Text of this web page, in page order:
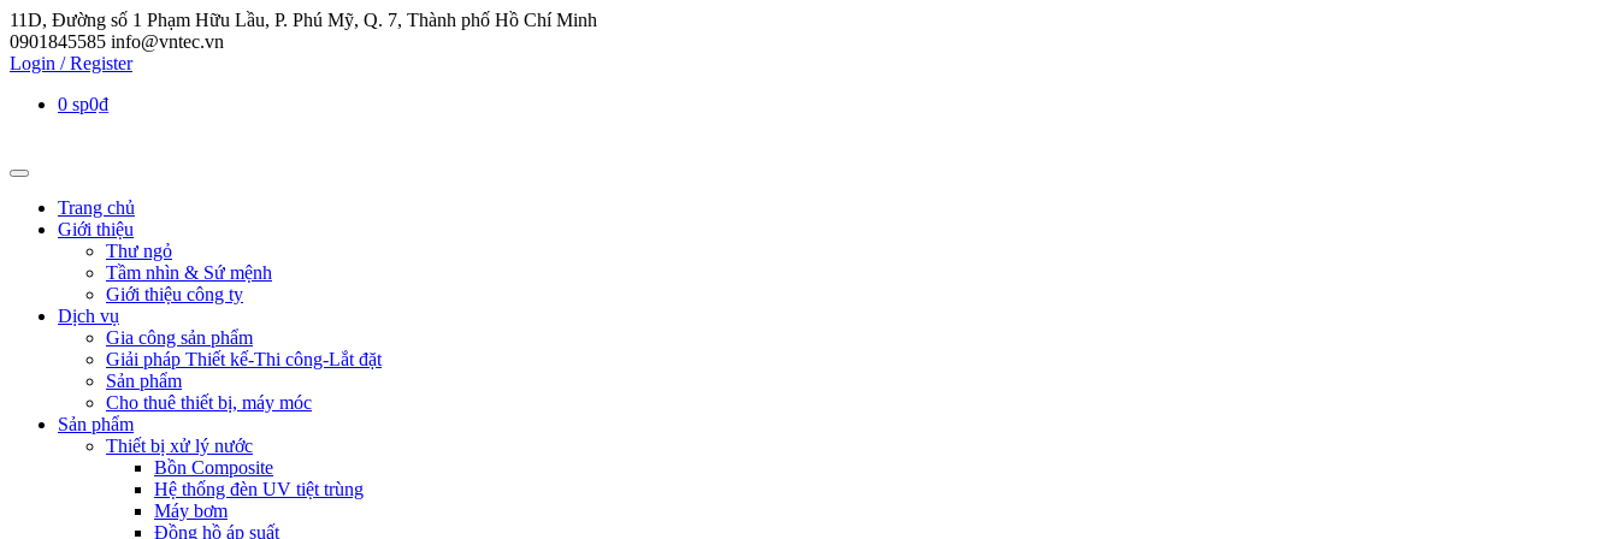
11D, Đường số 1 Phạm Hữu Lầu, P. Phú Mỹ, Q. 7, Thành phố Hồ Chí Minh
0901845585 info@vntec.vn
Login / Register
0 sp0₫
Trang chủ
Giới thiệu
Thư ngỏ
Tầm nhìn & Sứ mệnh
Giới thiệu công ty
Dịch vụ
Gia công sản phẩm
Giải pháp Thiết kế-Thi công-Lắt đặt
Sản phẩm
Cho thuê thiết bị, máy móc
Sản phẩm
Thiết bị xử lý nước
Bồn Composite
Hệ thống đèn UV tiệt trùng
Máy bơm
Đồng hồ áp suất